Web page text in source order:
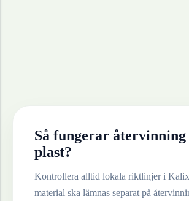
Så fungerar återvinning
plast?
Kontrollera alltid lokala riktlinjer i Kalix
material ska lämnas separat på